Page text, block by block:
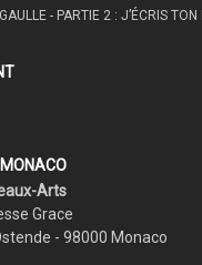
- PARTIE 2 : J’ÉCRIS TON
Arts
Grace
- 98000 Monaco